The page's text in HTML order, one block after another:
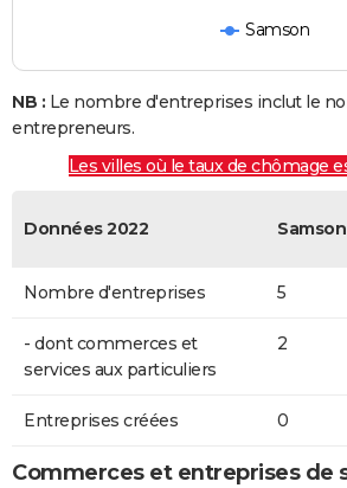
Samson
NB : Le nombre d'entreprises inclut le
entrepreneurs.
Les villes où le taux de chômage
Données 2022 Samson
Nombre d'entreprises 5
- dont commerces et
services aux particuliers
2
Entreprises créées 0
Commerces et entreprises de